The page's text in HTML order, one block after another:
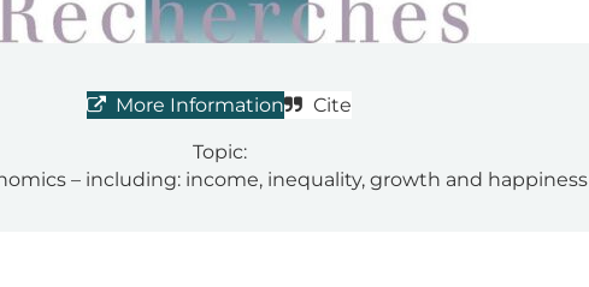
More Information Cite
Topic:
– including: income, inequality, growth and happiness